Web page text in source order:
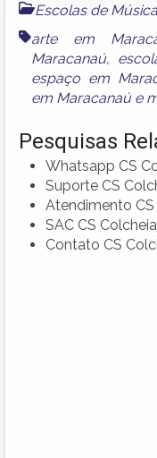
Escolas de
arte em
Maracanaú,
espaço em
em Maracanaúe
Pesquisas
Whatsapp CS
Suporte CS
Atendimento CS
SAC CS
Contato CS